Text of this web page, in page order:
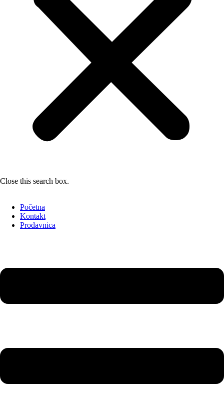
Close this search box.
Početna
Kontakt
Prodavnica